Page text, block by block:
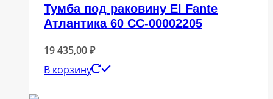
Тумба под раковину El Fante
Атлантика 60 СС-00002205
19 435,00₽
В корзину